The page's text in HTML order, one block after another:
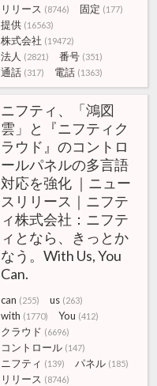
リリース (8746) 固定 (177)
提供 (16563)
株式会社 (19472)
法人 (2821) 番号 (351)
通話 (317) 電話 (1363)
ニフティ、「鴻図
雲」と『ニフティク
ラウド』のコントロ
ールパネルの多言語
対応を強化 ｜ニュー
スリリース｜ニフテ
ィ株式会社：ニフテ
ィとなら、きっとか
なう。With Us, You
Can.
can (255) us (263)
with (1770) You (412)
クラウド (6696)
コントロール (147)
ニフティ (139) パネル (185)
リリース (8746)